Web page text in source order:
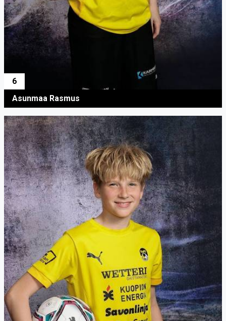
6
Asunmaa Rasmus